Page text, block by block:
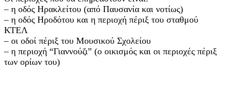
– η οδός Ηρακλείτου (από Παυσανία και νοτίως)
– η οδός Ηροδότου και η περιοχή πέριξ του σταθμού
ΚΤΕΛ
– οι οδοί πέριξ του Μουσικού Σχολείου
– η περιοχή “Γιαννούζι” (ο οικισμός και οι περιοχές πέριξ
των ορίων του)